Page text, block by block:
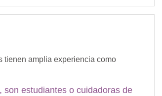
tienen amplia experiencia como
estudiantes o cuidadoras de